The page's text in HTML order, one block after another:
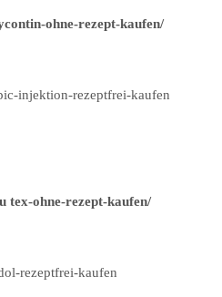
ohne-rezept-kaufen/
injektion-rezeptfrei-kaufen
tex-ohne-rezept-kaufen/
rezeptfrei-kaufen